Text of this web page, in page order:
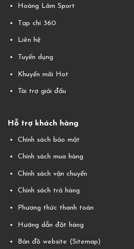
Hoàng Lâm Sport
Tạp chí 360
Liên hệ
Tuyển dụng
Khuyến mãi Hot
Tài trợ giải đấu
Hỗ trợ khách hàng
Chính sách bảo mật
Chính sách mua hàng
Chính sách vận chuyển
Chính sách trả hàng
Phương thức thanh toán
Hướng dẫn đặt hàng
Bản đồ website (Sitemap)